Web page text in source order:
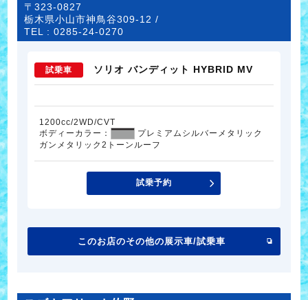
〒323-0827
栃木県小山市神鳥谷309-12 /
TEL :0285-24-0270
試乗車 ソリオ バンディット HYBRID MV
1200cc/2WD/CVT
ボディーカラー：
プレミアムシルバーメタリック
ガンメタリック2トーンルーフ
試乗予約
このお店のその他の展示車/試乗車